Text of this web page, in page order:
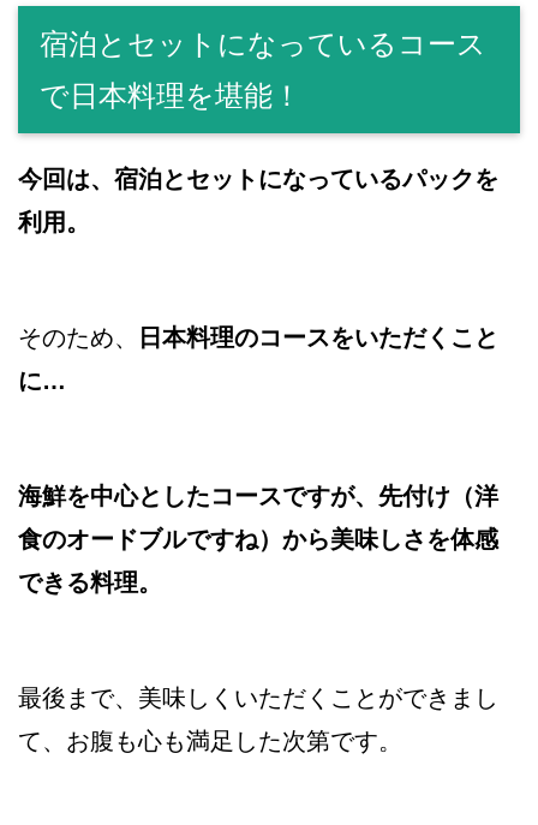
宿泊とセットになっているコース
で日本料理を堪能！
今回は、宿泊とセットになっているパックを
利用。
そのため、
日本料理のコースをいただくこと
に…
海鮮を中心としたコースですが、先付け（洋
食のオードブルですね）から美味しさを体感
できる料理。
最後まで、美味しくいただくことができまし
て、お腹も心も満足した次第です。